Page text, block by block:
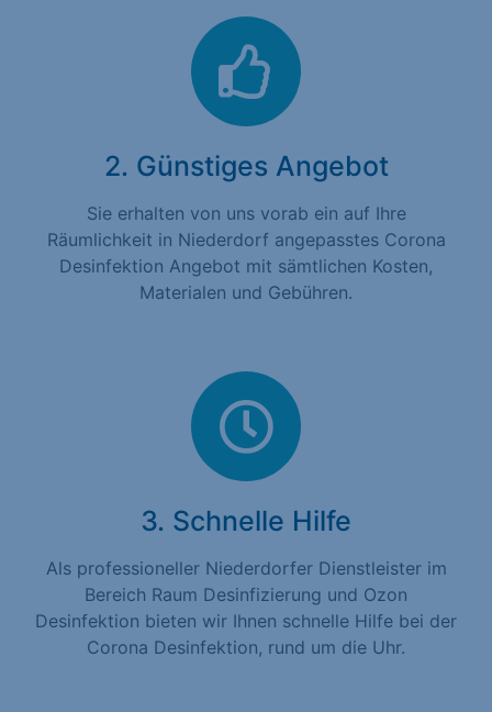
2. Günstiges Angebot
Sie erhalten von uns vorab ein auf Ihre
Räumlichkeit in Niederdorf angepasstes Corona
Desinfektion Angebot mit sämtlichen Kosten,
Materialen und Gebühren.
3. Schnelle Hilfe
Als professioneller Niederdorfer Dienstleister im
Bereich Raum Desinfizierung und Ozon
Desinfektion bieten wir Ihnen schnelle Hilfe bei der
Corona Desinfektion, rund um die Uhr.